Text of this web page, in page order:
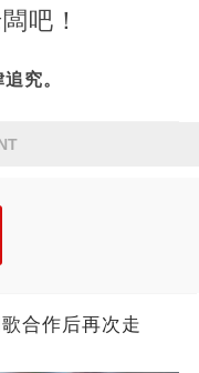
吧！
究。
合作后再次走